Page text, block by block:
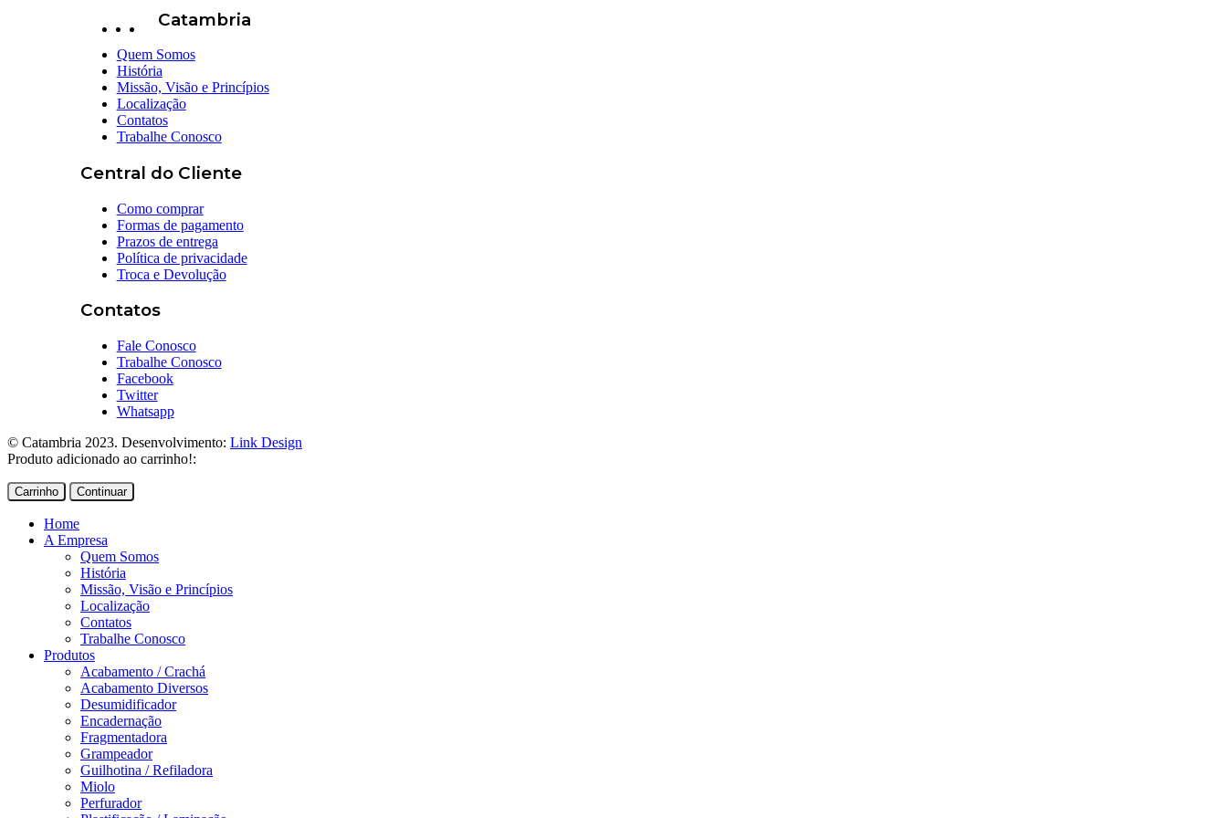
Catambria
Quem Somos
História
Missão, Visão e Princípios
Localização
Contatos
Trabalhe Conosco
Central do Cliente
Como comprar
Formas de pagamento
Prazos de entrega
Política de privacidade
Troca e Devolução
Contatos
Fale Conosco
Trabalhe Conosco
Facebook
Twitter
Whatsapp
© Catambria 2023. Desenvolvimento: Link Design
Produto adicionado ao carrinho!:
Carrinho Continuar
Home
A Empresa
Quem Somos
História
Missão, Visão e Princípios
Localização
Contatos
Trabalhe Conosco
Produtos
Acabamento / Crachá
Acabamento Diversos
Desumidificador
Encadernação
Fragmentadora
Grampeador
Guilhotina / Refiladora
Miolo
Perfurador